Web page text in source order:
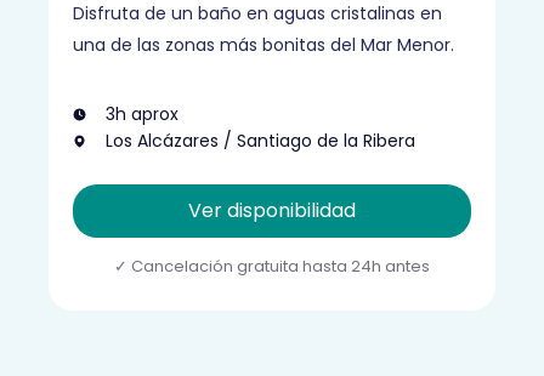
Disfruta de un baño en aguas cristalinas en
una de las zonas más bonitas del Mar Menor.
3h aprox
Los Alcázares / Santiago de la Ribera
Ver disponibilidad